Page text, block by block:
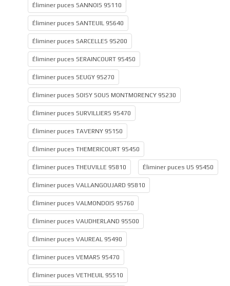
Éliminer puces SANNOIS 95110
Éliminer puces SANTEUIL 95640
Éliminer puces SARCELLES 95200
Éliminer puces SERAINCOURT 95450
Éliminer puces SEUGY 95270
Éliminer puces SOISY SOUS MONTMORENCY 95230
Éliminer puces SURVILLIERS 95470
Éliminer puces TAVERNY 95150
Éliminer puces THEMERICOURT 95450
Éliminer puces THEUVILLE 95810 Éliminer puces US 95450
Éliminer puces VALLANGOUJARD 95810
Éliminer puces VALMONDOIS 95760
Éliminer puces VAUDHERLAND 95500
Éliminer puces VAUREAL 95490
Éliminer puces VEMARS 95470
Éliminer puces VETHEUIL 95510